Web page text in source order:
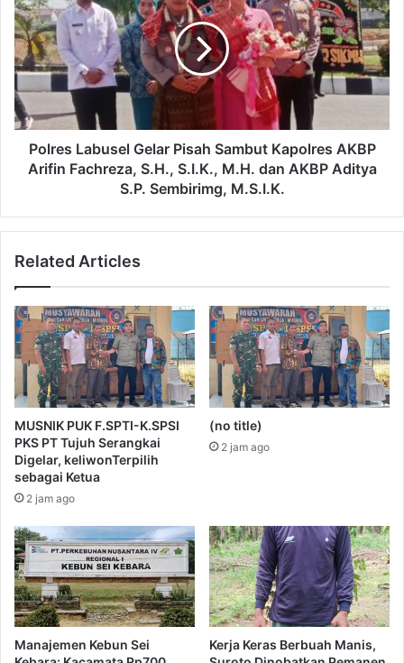
Polres Labusel Gelar Pisah Sambut Kapolres AKBP
Arifin Fachreza, S.H., S.I.K., M.H. dan AKBP Aditya
S.P. Sembirimg, M.S.I.K.
Related Articles
MUSNIK PUK F.SPTI-K.SPSI
PKS PT Tujuh Serangkai
Digelar, keliwonTerpilih
sebagai Ketua
2 jam ago
(no title)
2 jam ago
Manajemen Kebun Sei
Kerja Keras Berbuah Manis,